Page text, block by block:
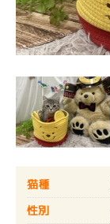
猫種
性別